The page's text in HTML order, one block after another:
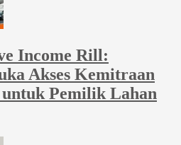
Income Rill:
Akses Kemitraan
Pemilik Lahan